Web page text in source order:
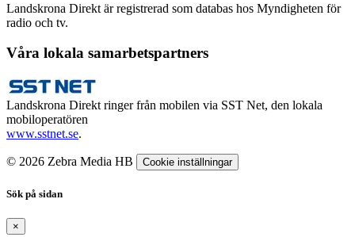
Landskrona Direkt är registrerad som databas hos Myndigheten för
radio och tv.
Våra lokala samarbetspartners
Landskrona Direkt ringer från mobilen via SST Net, den lokala
mobiloperatören
www.sstnet.se.
© 2026 Zebra Media HB Cookie inställningar
Sök på sidan
×